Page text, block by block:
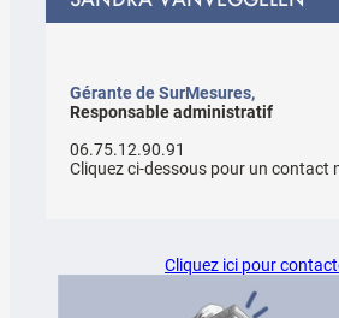
Gérante de SurMesures,
Responsable administratif
06.75.12.90.91
Cliquez ci-dessous pour un contact
Cliquez ici pour